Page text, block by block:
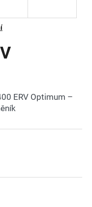
ERV Optimum –